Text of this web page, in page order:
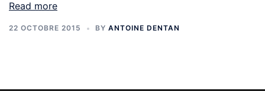
Read more
22 OCTOBRE 2015 BY ANTOINE DENTAN